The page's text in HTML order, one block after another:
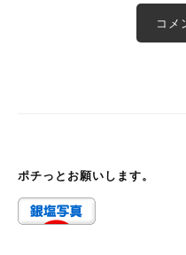
ポチっとお願いします。